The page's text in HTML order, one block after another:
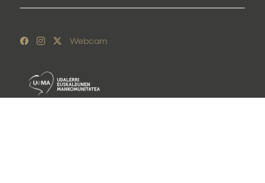
Webcam